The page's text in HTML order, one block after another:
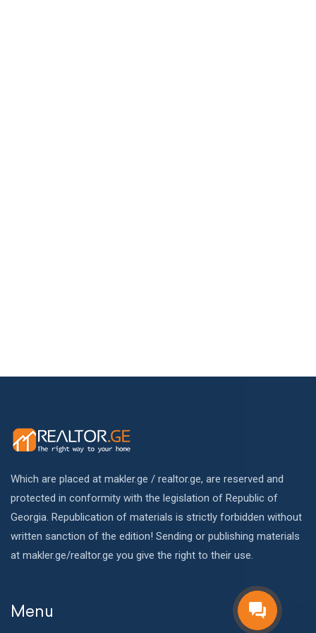
Which are placed at makler.ge / realtor.ge, are reserved and
protected in conformity with the legislation of Republic of
Georgia. Republication of materials is strictly forbidden without
written sanction of the edition! Sending or publishing materials
at makler.ge/realtor.ge you give the right to their use.
Menu